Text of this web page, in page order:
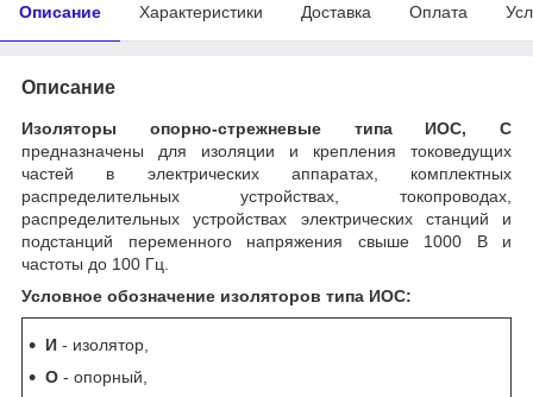
Описание Характеристики Доставка Оплата
Описание
Изоляторы опорно-стрежневые типа ИОС, С
предназначены для изоляции и крепления токоведущих
частей в электрических аппаратах, комплектных
распределительных устройствах, токопроводах,
распределительных устройствах электрических станций и
подстанций переменного напряжения свыше 1000 В и
частоты до 100 Гц.
Условное обозначение изоляторов типа ИОС:
И - изолятор,
О - опорный,